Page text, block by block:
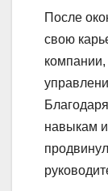
После
свою
навыкам